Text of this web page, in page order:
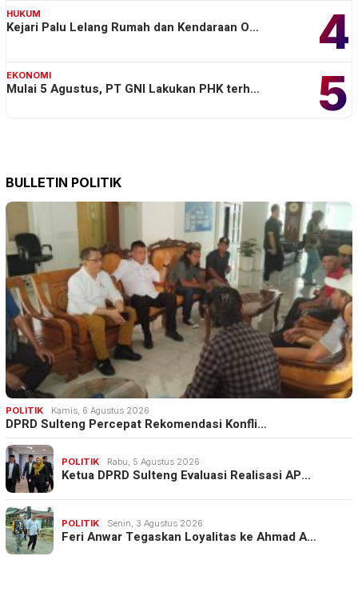
4
HUKUM
Kejari Palu Lelang Rumah dan Kendaraan O…
5
EKONOMI
Mulai 5 Agustus, PT GNI Lakukan PHK terh…
BULLETIN POLITIK
POLITIK Kamis, 6 Agustus 2026
DPRD Sulteng Percepat Rekomendasi Konfli…
POLITIK Rabu, 5 Agustus 2026
Ketua DPRD Sulteng Evaluasi Realisasi AP…
POLITIK Senin, 3 Agustus 2026
Feri Anwar Tegaskan Loyalitas ke Ahmad A…